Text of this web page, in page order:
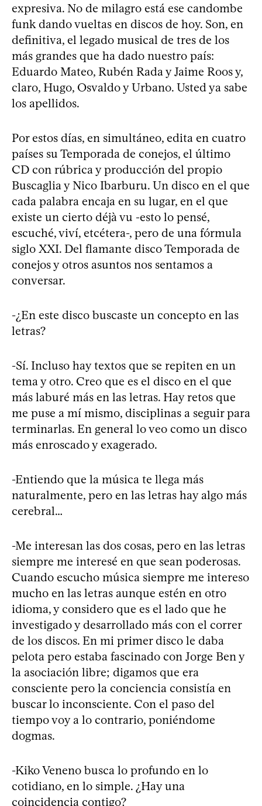
expresiva. No de milagro está ese candombe
funk dando vueltas en discos de hoy. Son, en
definitiva, el legado musical de tres de los
más grandes que ha dado nuestro país:
Eduardo Mateo, Rubén Rada y Jaime Roos y,
claro, Hugo, Osvaldo y Urbano. Usted ya sabe
los apellidos.
Por estos días, en simultáneo, edita en cuatro
países su Temporada de conejos, el último
CD con rúbrica y producción del propio
Buscaglia y Nico Ibarburu. Un disco en el que
cada palabra encaja en su lugar, en el que
existe un cierto déjà vu -esto lo pensé,
escuché, viví, etcétera-, pero de una fórmula
siglo XXI. Del flamante disco Temporada de
conejos y otros asuntos nos sentamos a
conversar.
-¿En este disco buscaste un concepto en las
letras?
-Sí. Incluso hay textos que se repiten en un
tema y otro. Creo que es el disco en el que
más laburé más en las letras. Hay retos que
me puse a mí mismo, disciplinas a seguir para
terminarlas. En general lo veo como un disco
más enroscado y exagerado.
-Entiendo que la música te llega más
naturalmente, pero en las letras hay algo más
cerebral…
-Me interesan las dos cosas, pero en las letras
siempre me interesé en que sean poderosas.
Cuando escucho música siempre me intereso
mucho en las letras aunque estén en otro
idioma, y considero que es el lado que he
investigado y desarrollado más con el correr
de los discos. En mi primer disco le daba
pelota pero estaba fascinado con Jorge Ben y
la asociación libre; digamos que era
consciente pero la conciencia consistía en
buscar lo inconsciente. Con el paso del
tiempo voy a lo contrario, poniéndome
dogmas.
-Kiko Veneno busca lo profundo en lo
cotidiano, en lo simple. ¿Hay una
coincidencia contigo?